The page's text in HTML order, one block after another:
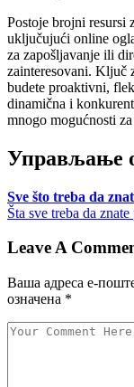
Postoje brojni resursi
uključujući online
za zapošljavanje ili
zainteresovani. Ključ
budete proaktivni,
dinamična i
mnogo mogućnosti
Управљање
Sve što treba da
Šta sve treba da
Leave A
Ваша адреса е-
означена *